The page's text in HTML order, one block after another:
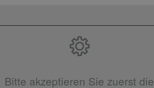
Bitte akzeptieren Sie zuerst die